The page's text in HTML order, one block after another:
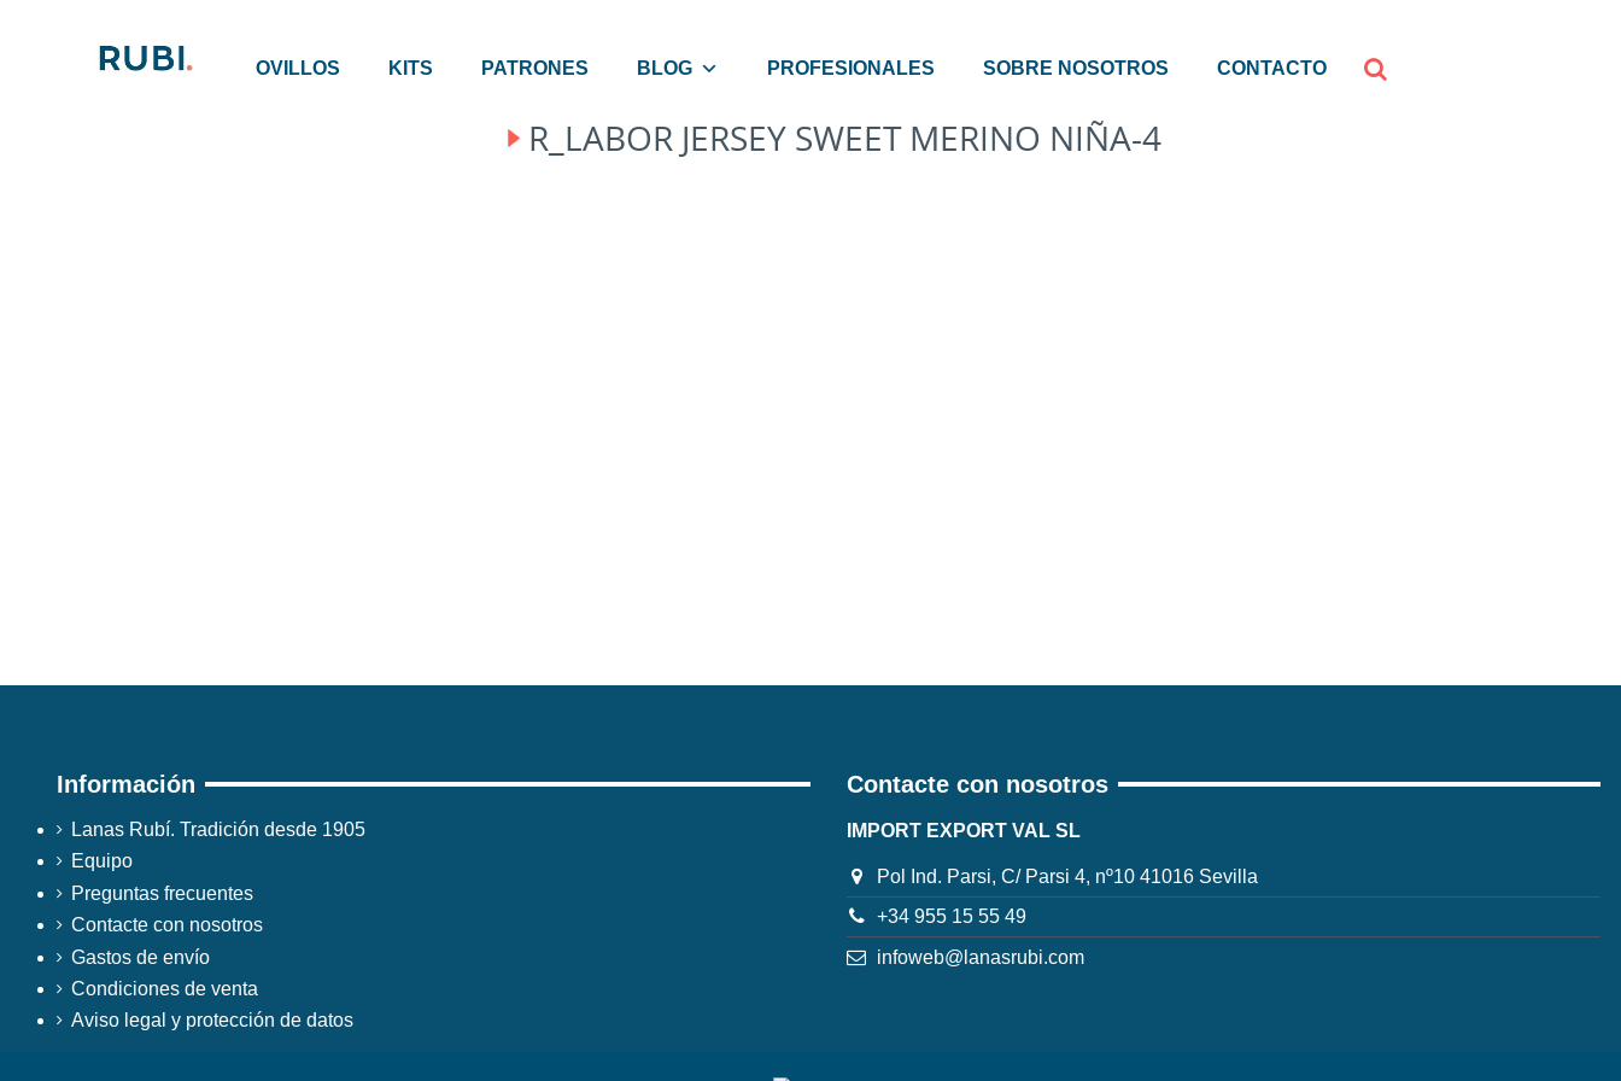
OVILLOS KITS PATRONES BLOG PROFESIONALES SOBRE NOSOTROS CONTACTO
R_LABOR JERSEY SWEET MERINO NIÑA-4
Información
Lanas Rubí. Tradición desde 1905
Equipo
Preguntas frecuentes
Contacte con nosotros
Gastos de envío
Condiciones de venta
Aviso legal y protección de datos
Contacte con nosotros
IMPORT EXPORT VAL SL
Pol Ind. Parsi, C/ Parsi 4, nº10 41016 Sevilla
+34 955 15 55 49
infoweb@lanasrubi.com